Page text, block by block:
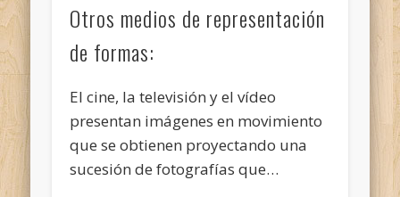
Otros medios de representación
de formas:
El cine, la televisión y el vídeo
presentan imágenes en movimiento
que se obtienen proyectando una
sucesión de fotografías que…